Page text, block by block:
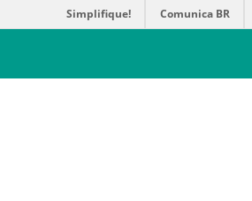
Simplifique! Comunica BR